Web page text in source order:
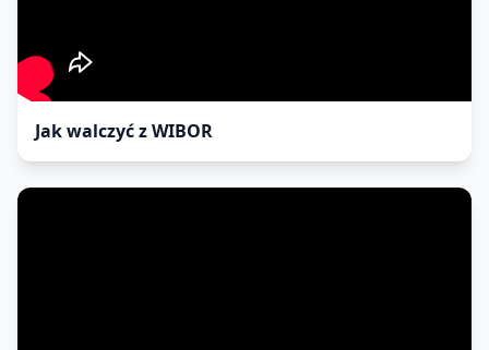
Jak walczyć z WIBOR